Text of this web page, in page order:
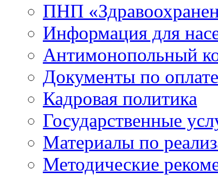
ПНП
Информация для
Антимонопольный
Документы по
Кадровая политика
Государственные
Материалы по
Методические